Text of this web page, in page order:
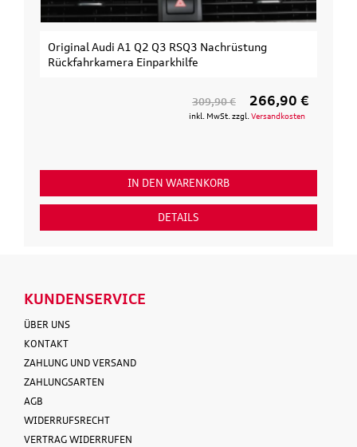
Original Audi A1 Q2 Q3 RSQ3 Nachrüstung
Rückfahrkamera Einparkhilfe
309,90 € 266,90 €
inkl. MwSt. zzgl. Versandkosten
IN DEN WARENKORB
DETAILS
KUNDENSERVICE
ÜBER UNS
KONTAKT
ZAHLUNG UND VERSAND
ZAHLUNGSARTEN
AGB
WIDERRUFSRECHT
VERTRAG WIDERRUFEN